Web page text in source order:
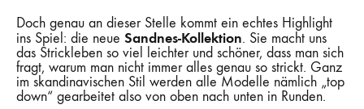
Doch genau an dieser Stelle kommt ein echtes Highlight
ins Spiel: die neue Sandnes-Kollektion. Sie macht uns
das Strickleben so viel leichter und schöner, dass man sich
fragt, warum man nicht immer alles genau so strickt. Ganz
im skandinavischen Stil werden alle Modelle nämlich „top
down“ gearbeitet also von oben nach unten in Runden.